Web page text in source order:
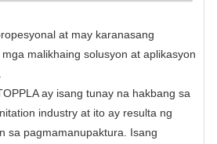
at may karanasang
malikhaing solusyon at aplikasyon
ay isang tunay na hakbang sa
industry at ito ay resulta ng
sa pagmamanupaktura. Isang